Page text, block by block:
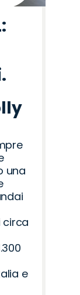
una
circa
e